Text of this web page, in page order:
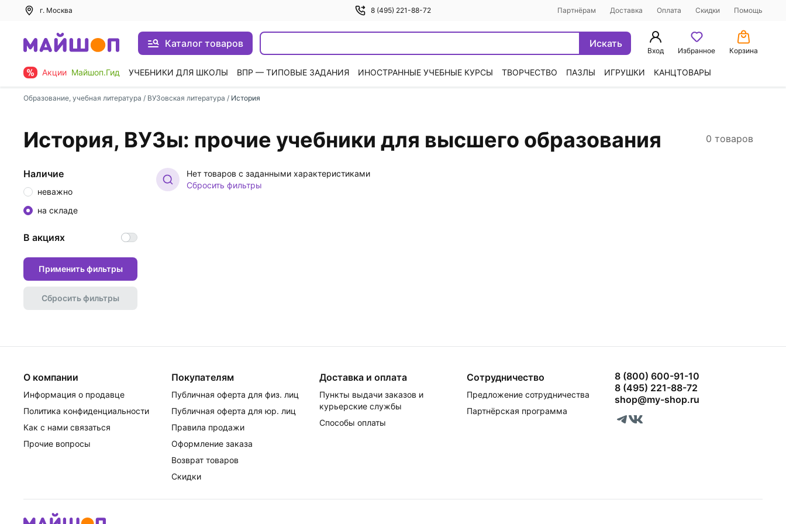
г. Москва 8 (495) 221-88-72 Партнёрам Доставка Оплата Скидки Помощь
Каталог товаров Искать
Вход Избранное Корзина
Акции Майшоп.Гид УЧЕБНИКИ ДЛЯ ШКОЛЫ ВПР — ТИПОВЫЕ ЗАДАНИЯ ИНОСТРАННЫЕ УЧЕБНЫЕ КУРСЫ ТВОРЧЕСТВО ПАЗЛЫ ИГРУШКИ КАНЦТОВАРЫ
Образование, учебная литература / ВУЗовская литература / История
История, ВУЗы: прочие учебники для высшего образования 0 товаров
Нет товаров с заданными характеристиками
Сбросить фильтры
Наличие
неважно
на складе
В акциях
Применить фильтры
Сбросить фильтры
О компании
Информация о продавце
Политика конфиденциальности
Как с нами связаться
Прочие вопросы
Покупателям
Публичная оферта для физ. лиц
Публичная оферта для юр. лиц
Правила продажи
Оформление заказа
Возврат товаров
Скидки
Доставка и оплата
Пункты выдачи заказов и
курьерские службы
Способы оплаты
Сотрудничество
Предложение сотрудничества
Партнёрская программа
8 (800) 600-91-10
8 (495) 221-88-72
shop@my-shop.ru